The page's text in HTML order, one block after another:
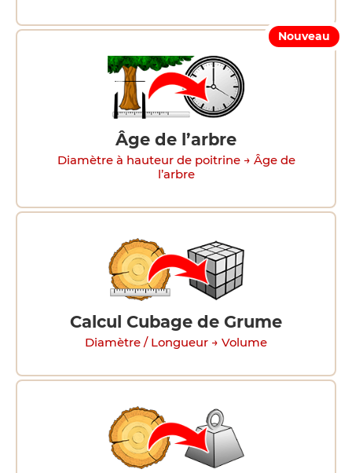
Nouveau
Âge de l’arbre
Diamètre à hauteur de poitrine → Âge de
l’arbre
Calcul Cubage de Grume
Diamètre / Longueur → Volume